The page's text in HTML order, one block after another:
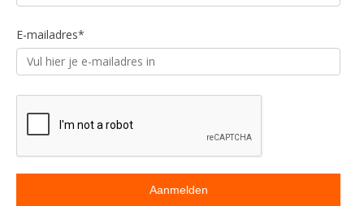
E-mailadres*